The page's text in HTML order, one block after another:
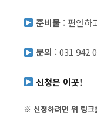
준비물 : 편안하
문의 : 031 942
신청은 이곳!
※ 신청하려면 위 링크